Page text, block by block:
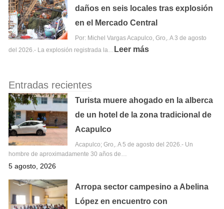
daños en seis locales tras explosión
en el Mercado Central
Por: Michel Vargas Acapulco, Gro,. A 3 de agosto
del 2026.- La explosión registrada la… Leer más
Entradas recientes
Turista muere ahogado en la alberca
de un hotel de la zona tradicional de
Acapulco
Acapulco; Gro,. A 5 de agosto del 2026.- Un
hombre de aproximadamente 30 años de…
5 agosto, 2026
Arropa sector campesino a Abelina
López en encuentro con